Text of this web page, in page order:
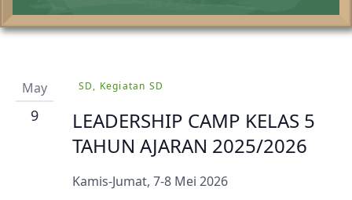
May
9
SD, Kegiatan SD
LEADERSHIP CAMP KELAS 5
TAHUN AJARAN 2025/2026
Kamis-Jumat, 7-8 Mei 2026